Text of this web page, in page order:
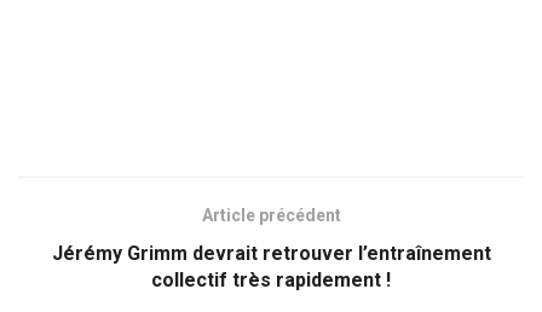
Article précédent
Jérémy Grimm devrait retrouver l’entraînement
collectif très rapidement !